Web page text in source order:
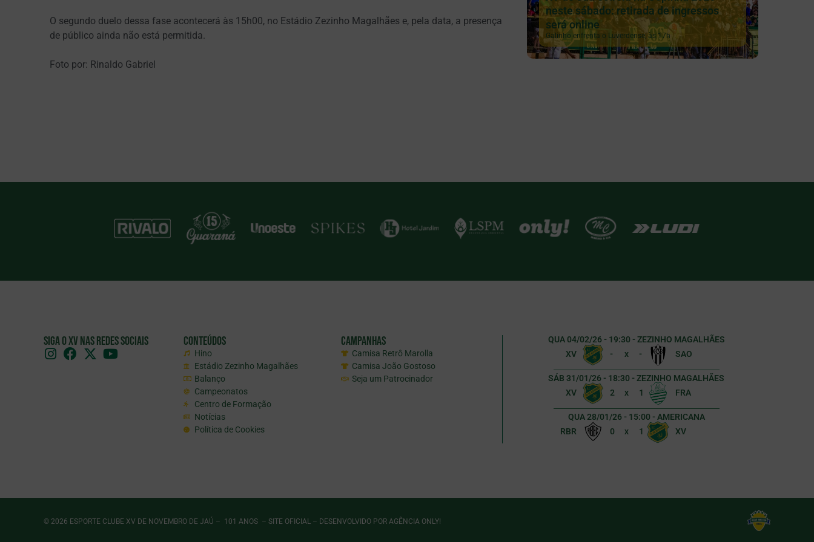
O segundo duelo dessa fase acontecerá às 15h00, no Estádio Zezinho Magalhães e, pela data, a presença
de público ainda não está permitida.
Foto por: Rinaldo Gabriel
neste sábado: retirada de ingressos
será online
Galinho enfrenta o Luverdense, às 17h
Siga o XV nas redes sociais Conteúdos
Hino
Estádio Zezinho Magalhães
Balanço
Campeonatos
Centro de Formação
Notícias
Política de Cookies
Campanhas
Camisa Retrô Marolla
Camisa João Gostoso
Seja um Patrocinador
QUA 04/02/26 - 19:30 - ZEZINHO MAGALHÃES
XV
- x - SAO
SÁB 31/01/26 - 18:30 - ZEZINHO MAGALHÃES
XV
2 x 1 FRA
QUA 28/01/26 - 15:00 - AMERICANA
RBR
0 x 1 XV
© 2026 ESPORTE CLUBE XV DE NOVEMBRO DE JAÚ – 101 ANOS – SITE OFICIAL – DESENVOLVIDO POR AGÊNCIA ONLY!